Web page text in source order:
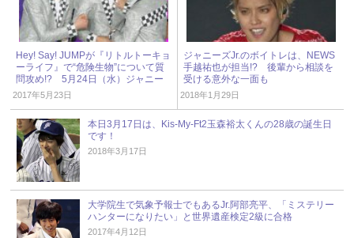
Hey! Say! JUMPが『リトルトーキョ
ーライフ』で“危険生物”について質
問攻め!? 5月24日（水）ジャニー
ズアイドル出演情報
2017年5月23日
ジャニーズJr.のボイトレは、NEWS
手越祐也が担当!? 後輩から相談を
受ける意外な一面も
2018年1月29日
本日3月17日は、Kis-My-Ft2玉森裕太くんの28歳の誕生日
です！
2018年3月17日
大学院生で気象予報士でもあるJr.阿部亮平、「ミステリー
ハンターになりたい」と世界遺産検定2級に合格
2017年4月12日